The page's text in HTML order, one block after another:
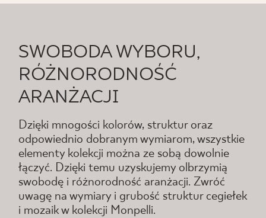
SWOBODA WYBORU,
RÓŻNORODNOŚĆ
ARANŻACJI
Dzięki mnogości kolorów, struktur oraz
odpowiednio dobranym wymiarom, wszystkie
elementy kolekcji można ze sobą dowolnie
łączyć. Dzięki temu uzyskujemy olbrzymią
swobodę i różnorodność aranżacji. Zwróć
uwagę na wymiary i grubość struktur cegiełek
i mozaik w kolekcji Monpelli.